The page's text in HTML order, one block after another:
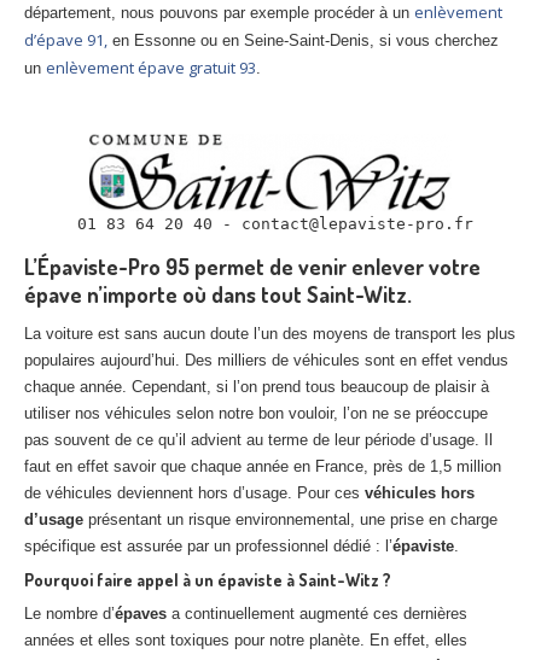
département, nous pouvons par exemple procéder à un enlèvement
d’épave 91, en Essonne ou en Seine-Saint-Denis, si vous cherchez
un enlèvement épave gratuit 93.
L’Épaviste-Pro 95 permet de venir enlever votre
épave n’importe où dans tout Saint-Witz.
La voiture est sans aucun doute l’un des moyens de transport les plus
populaires aujourd’hui. Des milliers de véhicules sont en effet vendus
chaque année. Cependant, si l’on prend tous beaucoup de plaisir à
utiliser nos véhicules selon notre bon vouloir, l’on ne se préoccupe
pas souvent de ce qu’il advient au terme de leur période d’usage. Il
faut en effet savoir que chaque année en France, près de 1,5 million
de véhicules deviennent hors d’usage. Pour ces véhicules hors
d’usage présentant un risque environnemental, une prise en charge
spécifique est assurée par un professionnel dédié : l’épaviste.
Pourquoi faire appel à un épaviste à Saint-Witz ?
Le nombre d’épaves a continuellement augmenté ces dernières
années et elles sont toxiques pour notre planète. En effet, elles